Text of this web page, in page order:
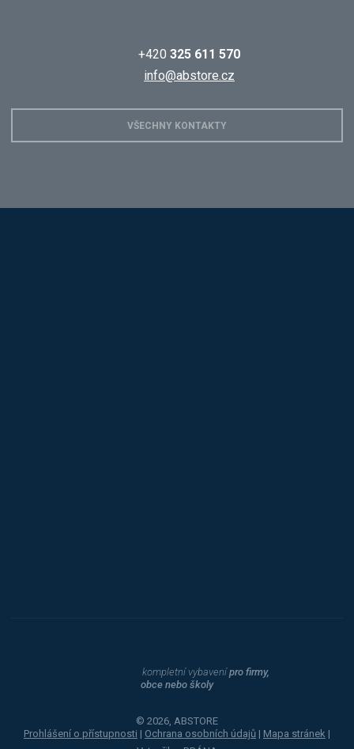
+420 325 611 570
info@abstore.cz
VŠECHNY KONTAKTY
kompletní vybavenípro firmy,
obce nebo školy
© 2026, ABSTORE
Prohlášení o přístupnosti | Ochrana osobních údajů | Mapa stránek |